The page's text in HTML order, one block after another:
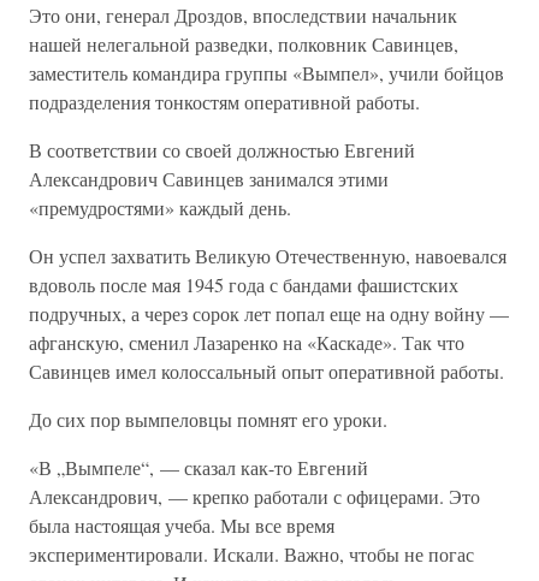
Это они, генерал Дроздов, впоследствии начальник
нашей нелегальной разведки, полковник Савинцев,
заместитель командира группы «Вымпел», учили бойцов
подразделения тонкостям оперативной работы.
В соответствии со своей должностью Евгений
Александрович Савинцев занимался этими
«премудростями» каждый день.
Он успел захватить Великую Отечественную, навоевался
вдоволь после мая 1945 года с бандами фашистских
подручных, а через сорок лет попал еще на одну войну —
афганскую, сменил Лазаренко на «Каскаде». Так что
Савинцев имел колоссальный опыт оперативной работы.
До сих пор вымпеловцы помнят его уроки.
«В „Вымпеле“, — сказал как-то Евгений
Александрович, — крепко работали с офицерами. Это
была настоящая учеба. Мы все время
экспериментировали. Искали. Важно, чтобы не погас